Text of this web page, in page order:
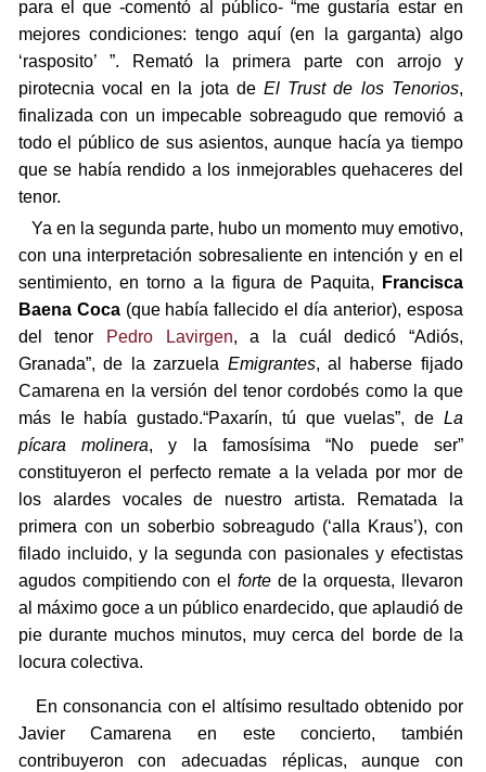
para el que -comentó al público- “me gustaría estar en
mejores condiciones: tengo aquí (en la garganta) algo
‘rasposito’ ”. Remató la primera parte con arrojo y
pirotecnia vocal en la jota deEl Trust de los Tenorios,
finalizada con un impecable sobreagudo que removió a
todo el público de sus asientos, aunque hacía ya tiempo
que se había rendido a los inmejorables quehaceres del
tenor.
Ya en la segunda parte, hubo un momento muy emotivo,
con una interpretación sobresaliente en intención y en el
sentimiento, en torno a la figura de Paquita,
Francisca
Baena Coca(que había fallecido el día anterior), esposa
del tenor
Pedro Lavirgen, a la cuál dedicó “Adiós,
Granada”, de la zarzuela Emigrantes, al haberse fijado
Camarena en la versión del tenor cordobés como la que
más le había gustado.“Paxarín, tú que vuelas”, de La
pícara molinera, y la famosísima “No puede ser”
constituyeron el perfecto remate a la velada por mor de
los alardes vocales de nuestro artista. Rematada la
primera con un soberbio sobreagudo (‘alla Kraus’), con
filado incluido, y la segunda con pasionales y efectistas
agudos compitiendo con el fortede la orquesta, llevaron
al máximo goce a un público enardecido, que aplaudió de
pie durante muchos minutos, muy cerca del borde de la
locura colectiva.
En consonancia con el altísimo resultado obtenido por
Javier Camarena en este concierto, también
contribuyeron con adecuadas réplicas, aunque con